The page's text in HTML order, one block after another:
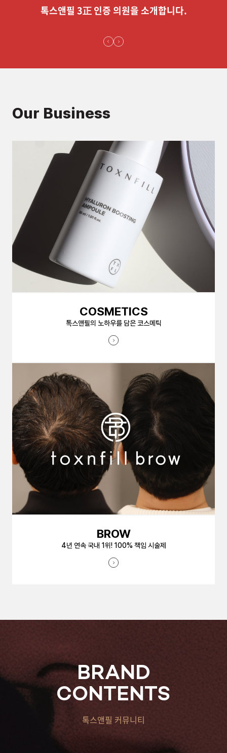
톡스앤필 3正 인증 의원을 소개합니다.
Our Business
COSMETICS
톡스앤필의 노하우를 담은 코스메틱
BROW
4년 연속 국내 1위! 100% 책임 시술제
BRAND
CONTENTS
톡스앤필 커뮤니티